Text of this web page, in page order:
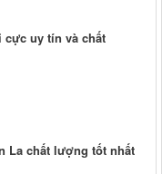
cực uy tín và chất
La chất lượng tốt nhất